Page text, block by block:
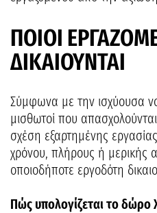
ΠΟΙΟΙ
ΔΙΚΑΙΟΥΝΤΑΙ
Σύμφωνα με την ισχύουσα
μισθωτοί που
σχέση εξαρτημένης
χρόνου, πλήρους ή μερικής
οποιοδήποτε εργοδότη
Πώς υπολογίζεται το δώρο